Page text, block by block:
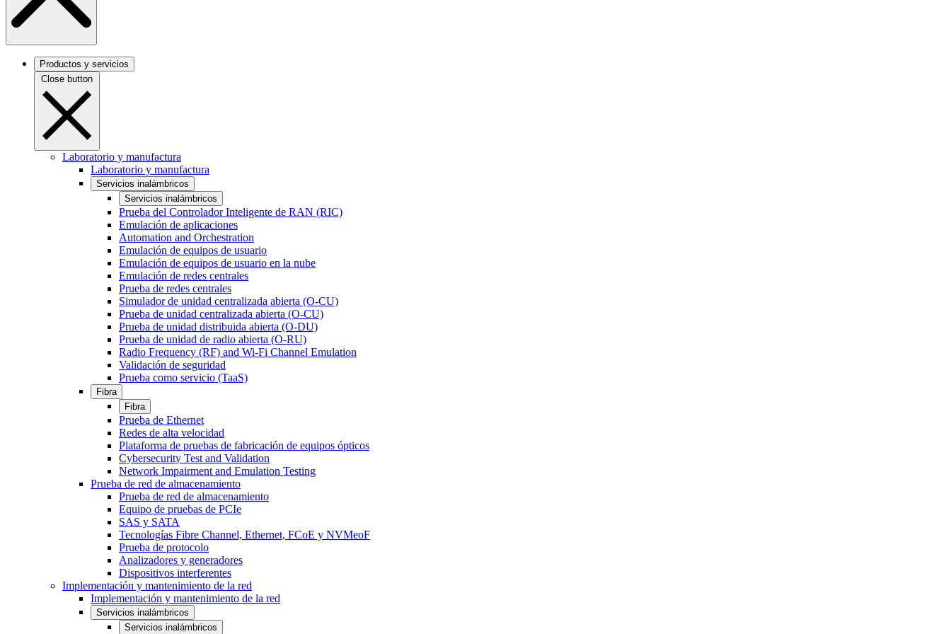
Productos y servicios
Close button
Laboratorio y manufactura
Laboratorio y manufactura
Servicios inalámbricos
Servicios inalámbricos
Prueba del Controlador Inteligente de RAN (RIC)
Emulación de aplicaciones
Automation and Orchestration
Emulación de equipos de usuario
Emulación de equipos de usuario en la nube
Emulación de redes centrales
Prueba de redes centrales
Simulador de unidad centralizada abierta (O-CU)
Prueba de unidad centralizada abierta (O-CU)
Prueba de unidad distribuida abierta (O-DU)
Prueba de unidad de radio abierta (O-RU)
Radio Frequency (RF) and Wi-Fi Channel Emulation
Validación de seguridad
Prueba como servicio (TaaS)
Fibra
Fibra
Prueba de Ethernet
Redes de alta velocidad
Plataforma de pruebas de fabricación de equipos ópticos
Cybersecurity Test and Validation
Network Impairment and Emulation Testing
Prueba de red de almacenamiento
Prueba de red de almacenamiento
Equipo de pruebas de PCIe
SAS y SATA
Tecnologías Fibre Channel, Ethernet, FCoE y NVMeoF
Prueba de protocolo
Analizadores y generadores
Dispositivos interferentes
Implementación y mantenimiento de la red
Implementación y mantenimiento de la red
Servicios inalámbricos
Servicios inalámbricos